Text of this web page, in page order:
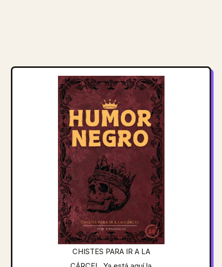
CHISTES PARA IR A LA